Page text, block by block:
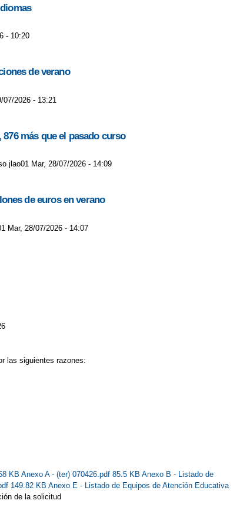
ANTE EL CORONAVIRUS
ESCOLAR 2022/2023
POR EL AUTISMO
LECTIVA 8 ENERO
ANTE EL AVANCE DEL VIRUS COVID19
- 10:20
de verano
2026 - 13:21
más que el pasado curso
jlao01 Mar, 28/07/2026 - 14:09
de euros en verano
Mar, 28/07/2026 - 14:07
las siguientes razones:
KB Anexo A - (ter) 070426.pdf 85.5 KB Anexo B - Listado de
149.82 KB Anexo E - Listado de Equipos de Atención Educativa
de la solicitud